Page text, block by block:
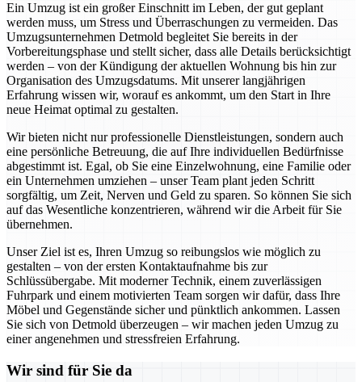
Ein Umzug ist ein großer Einschnitt im Leben, der gut geplant
werden muss, um Stress und Überraschungen zu vermeiden. Das
Umzugsunternehmen Detmold begleitet Sie bereits in der
Vorbereitungsphase und stellt sicher, dass alle Details berücksichtigt
werden – von der Kündigung der aktuellen Wohnung bis hin zur
Organisation des Umzugsdatums. Mit unserer langjährigen
Erfahrung wissen wir, worauf es ankommt, um den Start in Ihre
neue Heimat optimal zu gestalten.
Wir bieten nicht nur professionelle Dienstleistungen, sondern auch
eine persönliche Betreuung, die auf Ihre individuellen Bedürfnisse
abgestimmt ist. Egal, ob Sie eine Einzelwohnung, eine Familie oder
ein Unternehmen umziehen – unser Team plant jeden Schritt
sorgfältig, um Zeit, Nerven und Geld zu sparen. So können Sie sich
auf das Wesentliche konzentrieren, während wir die Arbeit für Sie
übernehmen.
Unser Ziel ist es, Ihren Umzug so reibungslos wie möglich zu
gestalten – von der ersten Kontaktaufnahme bis zur
Schlüssübergabe. Mit moderner Technik, einem zuverlässigen
Fuhrpark und einem motivierten Team sorgen wir dafür, dass Ihre
Möbel und Gegenstände sicher und pünktlich ankommen. Lassen
Sie sich von Detmold überzeugen – wir machen jeden Umzug zu
einer angenehmen und stressfreien Erfahrung.
Wir sind für Sie da